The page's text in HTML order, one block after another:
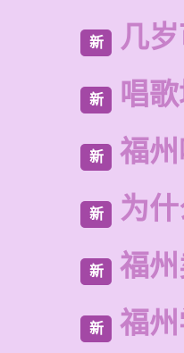
新 几
新 唱
新 福
新 为
新 福
新 福